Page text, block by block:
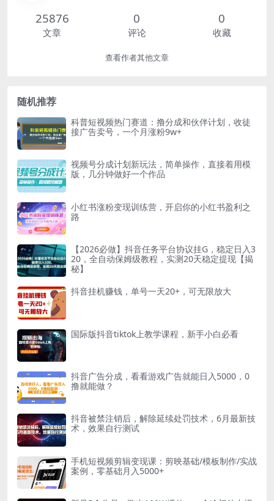
25876
文章
0
评论
0
收藏
查看作者其他文章
随机推荐
科普短视频热门赛道：撸分成和伙伴计划，收徒
接广告卖号，一个月涨粉9w+
视频号分成计划新玩法，简单操作，直接着用模
版，几分钟做好一个作品
小红书涨粉变现训练营，开启你的小红书盈利之
路
【2026必做】抖音任务平台协议挂G，稳定日入3
20，全自动保姆级教程，实测20天稳定提现【揭
秘】
抖音挂机赚钱，单号一天20+，可无限放大
国际版抖音tiktok上教学课程，新手小白必看
抖音广告分成，看看游戏广告就能日入5000，0
撸就能做？
抖音被禁注销后，解除延续处罚技术，6月最新技
术，效果自行测试
手机短视频剪辑变现课：剪映基础/模板制作/实战
案例，零基础月入5000+